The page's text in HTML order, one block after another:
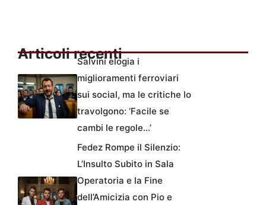
Articoli recenti
Salvini elogia i
miglioramenti ferroviari
sui social, ma le critiche lo
travolgono: ‘Facile se
cambi le regole…’
Fedez Rompe il Silenzio:
L’Insulto Subito in Sala
Operatoria e la Fine
dell’Amicizia con Pio e